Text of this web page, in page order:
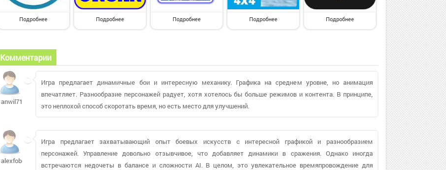
Подробнее Подробнее Подробнее Подробнее Подробнее
Комментарии
anwil714
Игра предлагает динамичные бои и интересную механику. Графика на среднем уровне, но анимация
впечатляет. Разнообразие персонажей радует, хотя хотелось бы больше режимов и контента. В принципе,
это неплохой способ скоротать время, но есть место для улучшений.
alexfobos875
Игра предлагает захватывающий опыт боевых искусств с интересной графикой и разнообразием
персонажей. Управление довольно отзывчивое, что добавляет динамики в сражения. Однако иногда
встречаются недочеты в балансе и сложности AI. В целом, это увлекательное времяпровождение для